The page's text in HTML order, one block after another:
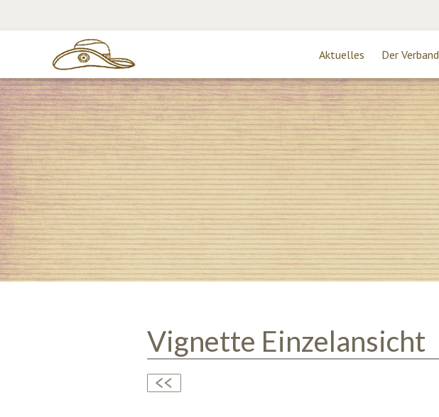
Aktuelles Der Verband
Vignette Einzelansicht